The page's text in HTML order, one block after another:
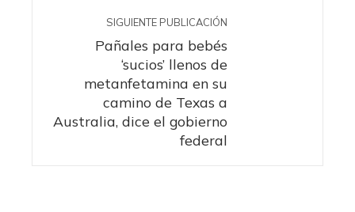
SIGUIENTE PUBLICACIÓN
Pañales para bebés
‘sucios’ llenos de
metanfetamina en su
camino de Texas a
Australia, dice el gobierno
federal